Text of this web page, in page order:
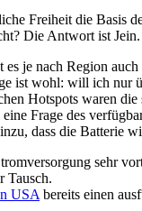
Freiheit die Basis
Die Antwort ist
es je nach Region
ist wohl: will ich nur
Hotspots waren
Frage des
dass die Batterie
sehr
Tausch.
USAbereits einen